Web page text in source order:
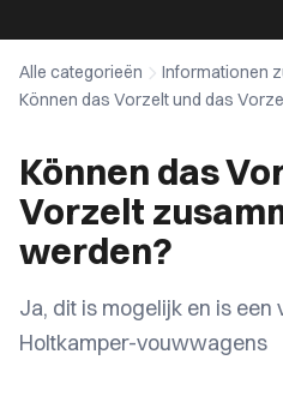
Alle categorieën
Informationen
Können das Vorzelt und das
Können das
Vorzelt
werden?
Ja, dit is mogelijk en is een
Holtkamper-vouwwagens